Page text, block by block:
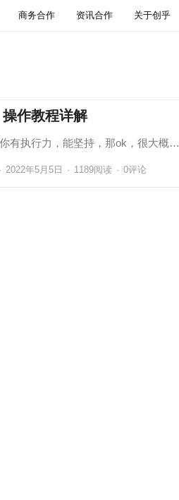
商务合作 资讯合作 关于创乎
作教程详解
有执行力，能坚持，那ok，很大概…
· 2022年5月5日 · 1189阅读 · 0评论